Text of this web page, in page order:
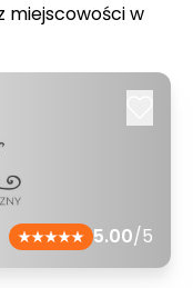
miejscowości w
5.00/5